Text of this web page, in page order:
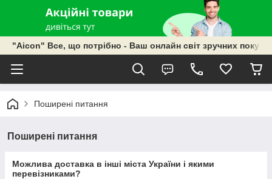
"Aicon" Все, що потрібно - Ваш онлайн світ зручних
Поширені питання
Поширені питання
Можлива доставка в інші міста України і якими
перевізниками?